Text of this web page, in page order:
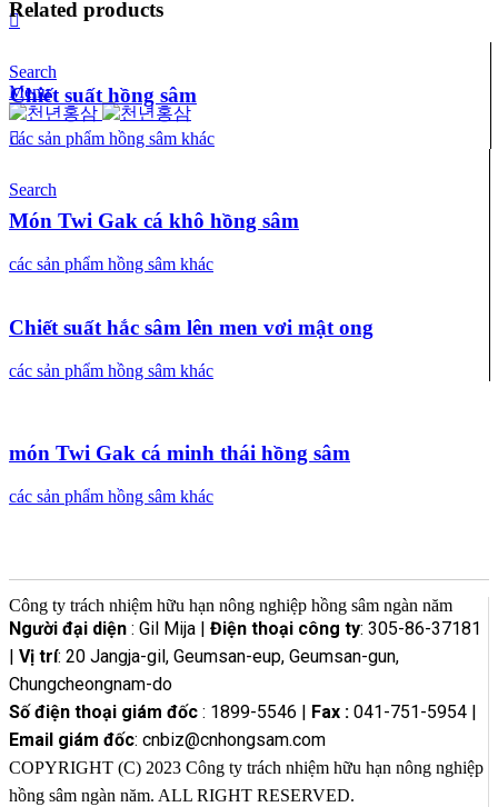
Search
Menu
Search
Related products
Chiết suất hồng sâm
các sản phẩm hồng sâm khác
Món Twi Gak cá khô hồng sâm
các sản phẩm hồng sâm khác
Chiết suất hắc sâm lên men vơi mật ong
các sản phẩm hồng sâm khác
món Twi Gak cá minh thái hồng sâm
các sản phẩm hồng sâm khác
Công ty trách nhiệm hữu hạn nông nghiệp hồng sâm ngàn năm
Người đại diện : Gil Mija | Điện thoại công ty: 305-86-37181
| Vị trí: 20 Jangja-gil, Geumsan-eup, Geumsan-gun,
Chungcheongnam-do
Số điện thoại giám đốc : 1899-5546 | Fax : 041-751-5954 |
Email giám đốc: cnbiz@cnhongsam.com
COPYRIGHT (C) 2023 Công ty trách nhiệm hữu hạn nông nghiệp
hồng sâm ngàn năm. ALL RIGHT RESERVED.